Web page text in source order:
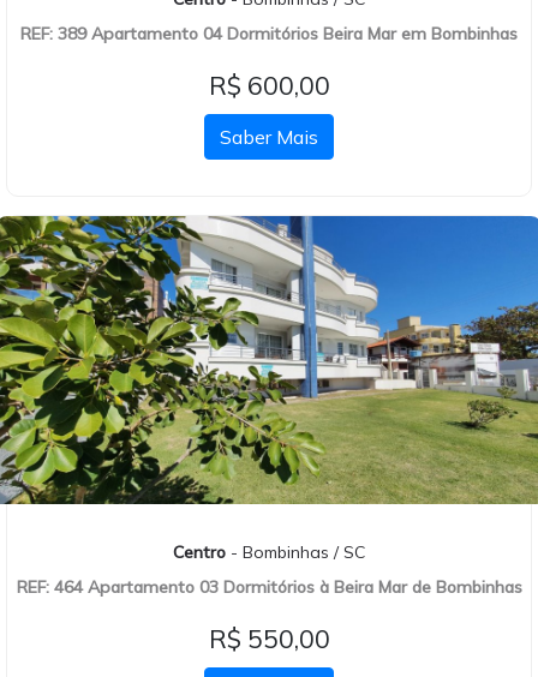
REF: 389 Apartamento 04 Dormitórios Beira Mar em Bombinhas
R$ 600,00
Saber Mais
Centro - Bombinhas / SC
REF: 464 Apartamento 03 Dormitórios à Beira Mar de Bombinhas
R$ 550,00